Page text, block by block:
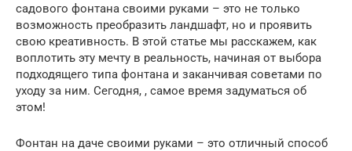
садового фонтана своими руками – это не только
возможность преобразить ландшафт, но и проявить
свою креативность. В этой статье мы расскажем, как
воплотить эту мечту в реальность, начиная от выбора
подходящего типа фонтана и заканчивая советами по
уходу за ним. Сегодня, , самое время задуматься об
этом!
Фонтан на даче своими руками – это отличный способ